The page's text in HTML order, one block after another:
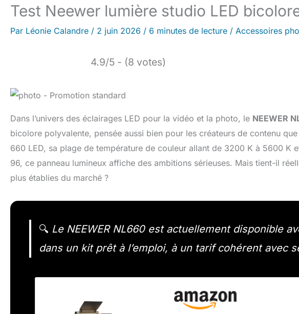
Test Neewer lumière studio LED
Par Léonie Calandre / 2 juin 2026 / 6 minutes de lecture / Accessoires
4.9/5 - (8 votes)
Dans l’univers des éclairages LED pour la vidéo et la photo, le NEEWER
bicolore polyvalente, pensée aussi bien pour les créateurs de contenu
660 LED, sa plage de température de couleur allant de 3200 K à 5600 K
96, ce panneau lumineux affiche des ambitions sérieuses. Mais tient-il
plus établies du marché ?
🔍 Le NEEWER NL660 est actuellement disponible
dans un kit prêt à l’emploi, à un tarif cohérent avec